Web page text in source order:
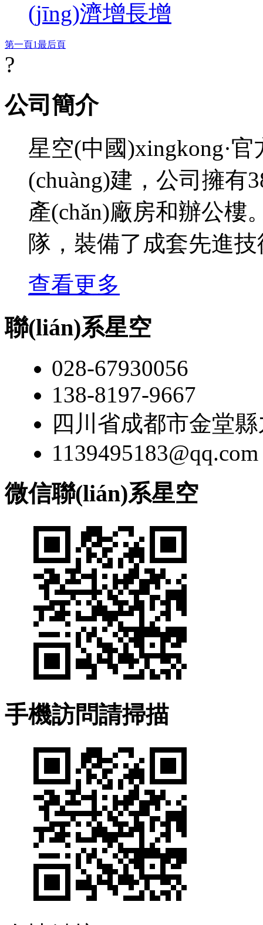
(jīng)濟增長增
第一頁1最后頁
?
公司簡介
星空(中國)xingkong·
(chuàng)建，公司擁有
產(chǎn)廠房和辦公樓
隊，裝備了成套先進技
查看更多
聯(lián)系星空
028-67930056
138-8197-9667
四川省成都市金堂
1139495183@qq.com
微信聯(lián)系星空
手機訪問請掃描